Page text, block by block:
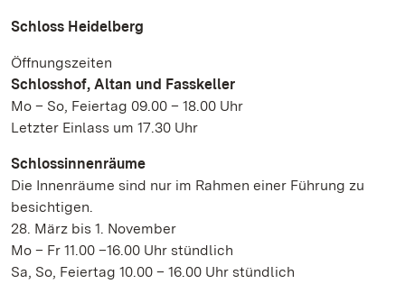
Schloss Heidelberg
Öffnungszeiten
Schlosshof, Altan und Fasskeller
Mo – So, Feiertag 09.00 – 18.00 Uhr
Letzter Einlass um 17.30 Uhr
Schlossinnenräume
Die Innenräume sind nur im Rahmen einer Führung zu
besichtigen.
28. März bis 1. November
Mo – Fr 11.00 –16.00 Uhr stündlich
Sa, So, Feiertag 10.00 – 16.00 Uhr stündlich